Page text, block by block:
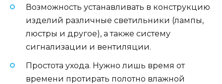
Возможность устанавливать в конструкцию
изделий различные светильники (лампы,
люстры и другое), а также систему
сигнализации и вентиляции.
Простота ухода. Нужно лишь время от
времени протирать полотно влажной